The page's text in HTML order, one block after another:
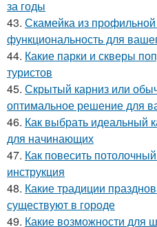
за годы
43. Скамейка из профильной
функциональность для
44. Какие парки и скверы
туристов
45. Скрытый карниз или
оптимальное решение для
46. Как выбрать идеальный
для начинающих
47. Как повесить
инструкция
48. Какие традиции
существуют в городе
49. Какие возможности для